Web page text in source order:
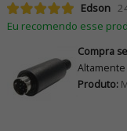
Edson
Eu recomendo esse
Compra
Produto: